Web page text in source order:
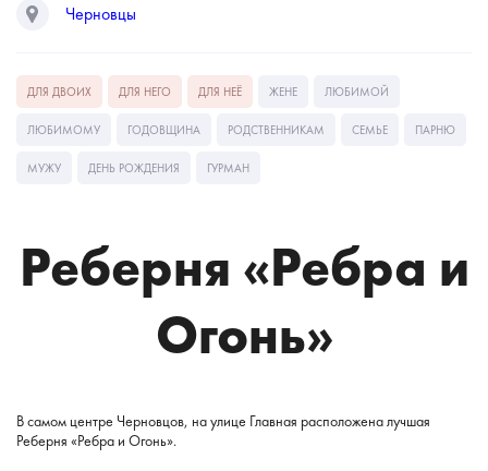
Черновцы
ДЛЯ ДВОИХ ДЛЯ НЕГО ДЛЯ НЕЁ ЖЕНЕ ЛЮБИМОЙ
ЛЮБИМОМУ ГОДОВЩИНА РОДСТВЕННИКАМ СЕМЬЕ ПАРНЮ
МУЖУ ДЕНЬ РОЖДЕНИЯ ГУРМАН
Реберня «Ребра и
Огонь»
В самом центре Черновцов, на улице Главная расположена лучшая
Реберня «Ребра и Огонь».